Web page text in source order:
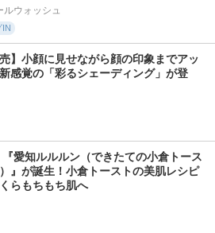
ルウォッシュ
売】小顔に見せながら顔の印象までアッ
感覚の「彩るシェーディング」が登
『愛知ルルルン（できたての小倉トース
』が誕生！小倉トーストの美肌レシピ
らもちもち肌へ